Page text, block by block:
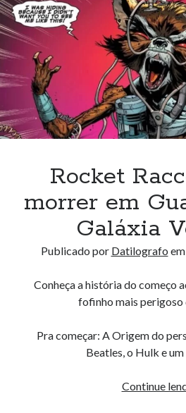
Rocket
morrer em
Galáxia
Publicado por Datilografo em
Conheça a história do começo
fofinho mais perigoso
Pra começar: A Origem do
Beatles, o Hulk e
Continue